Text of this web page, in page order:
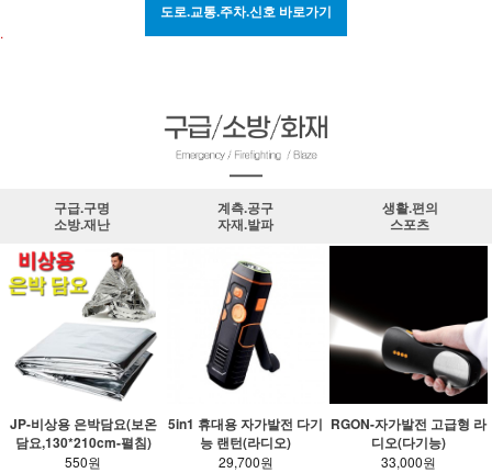
도로.교통.주차.신호 바로가기
.
구급.구명
소방.재난
계측.공구
자재.발파
생활.편의
스포츠
JP-비상용 은박담요(보온
담요,130*210cm-펼침)
550원
5in1 휴대용 자가발전 다기
능 랜턴(라디오)
29,700원
RGON-자가발전 고급형 라
디오(다기능)
33,000원